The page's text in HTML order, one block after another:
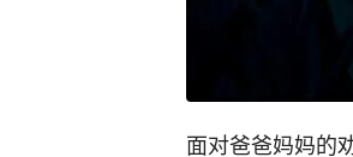
面对爸爸妈妈的